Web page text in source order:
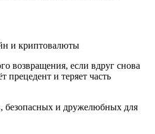
и криптовалюты
возвращения, если вдруг снова
и теряет часть
безопасных и дружелюбных для